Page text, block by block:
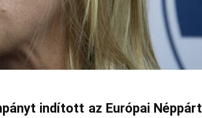
indított az Európai Néppárt